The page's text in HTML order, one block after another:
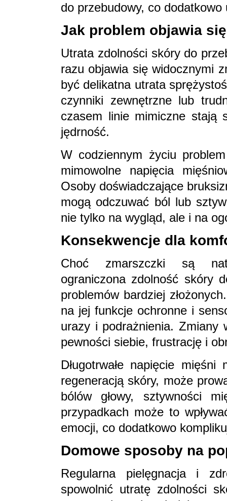
do przebudowy, co
Jak problem objawia
Utrata zdolności skóry do
razu objawia się widocznymi
być delikatna utrata
czynniki zewnętrzne lub
czasem linie mimiczne stają
jędrność.
W codziennym życiu
mimowolne napięcia
Osoby doświadczające
mogą odczuwać ból lub
nie tylko na wygląd, ale i na
Konsekwencje dla
Choć zmarszczki są
ograniczona zdolność skóry
problemów bardziej
na jej funkcje ochronne i
urazy i podrażnienia. Zmiany
pewności siebie, frustrację i
Długotrwałe napięcie
regeneracją skóry, może
bólów głowy, sztywności
przypadkach może to
emocji, co dodatkowo
Domowe sposoby na
Regularna pielęgnacja i
spowolnić utratę zdolności